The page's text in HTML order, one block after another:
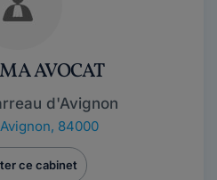
AVOCAT
d'Avignon
Avignon, 84000
ce cabinet